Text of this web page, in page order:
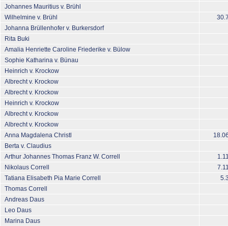
Johannes Mauritius v. Brühl
Wilhelmine v. Brühl
Johanna Brüllenhofer v. Burkersdorf
Rita Buki
Amalia Henriette Caroline Friederike v. Bülow
Sophie Katharina v. Bünau
Heinrich v. Krockow
Albrecht v. Krockow
Albrecht v. Krockow
Heinrich v. Krockow
Albrecht v. Krockow
Albrecht v. Krockow
Anna Magdalena Christl
Berta v. Claudius
Arthur Johannes Thomas Franz W. Correll
Nikolaus Correll
Tatiana Elisabeth Pia Marie Correll
Thomas Correll
Andreas Daus
Leo Daus
Marina Daus